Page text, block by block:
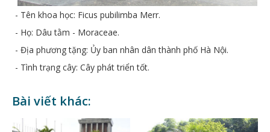
- Tên khoa học: Ficus pubilimba Merr.
- Họ: Dâu tằm - Moraceae.
- Địa phương tặng: Ủy ban nhân dân thành phố Hà Nội.
- Tình trạng cây: Cây phát triển tốt.
Bài viết khác: